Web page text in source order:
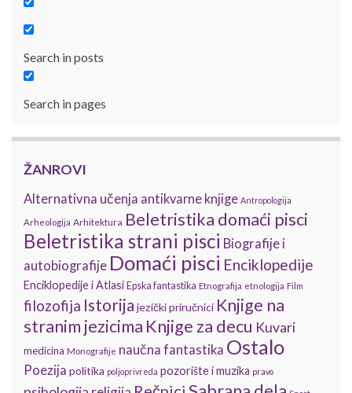
Search in posts
Search in pages
ŽANROVI
Alternativna učenja antikvarne knjige Antropologija
Arheologija Arhitektura Beletristika domaći pisci
Beletristika strani pisci Biografije i
autobiografije Domaći pisci Enciklopedije
Enciklopedije i Atlasi Epska fantastika Etnografija etnologija Film
filozofija Istorija jezički priručnici Knjige na
stranim jezicima Knjige za decu Kuvari
medicina Monografije naučna fantastika Ostalo
Poezija politika poljoprivreda pozorište i muzika pravo